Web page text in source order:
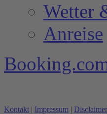
Wetter
Anreise
Kontakt | Impressum | Disclaimer